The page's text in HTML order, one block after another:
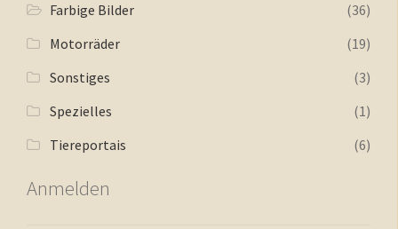
Farbige Bilder
(36)
Motorräder
(19)
Sonstiges
(3)
Spezielles
(1)
Tiereportais
(6)
Anmelden